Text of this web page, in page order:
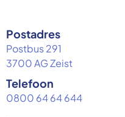
Postadres
Postbus 291
3700 AG Zeist
Telefoon
0800 64 64 644